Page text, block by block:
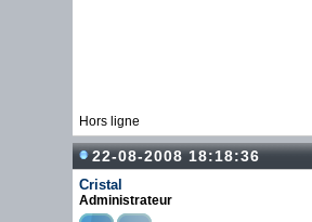
Hors ligne
22-08-2008 18:18:36
Cristal
Administrateur